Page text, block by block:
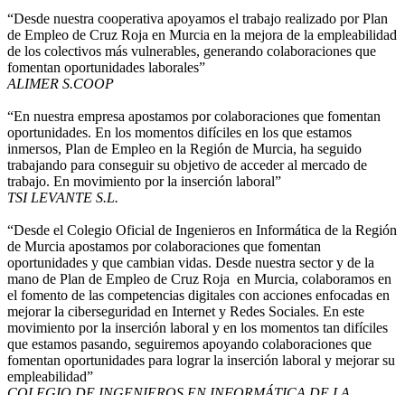
“Desde nuestra cooperativa apoyamos el trabajo realizado por Plan
de Empleo de Cruz Roja en Murcia en la mejora de la empleabilidad
de los colectivos más vulnerables, generando colaboraciones que
fomentan oportunidades laborales”
ALIMER S.COOP
“En nuestra empresa apostamos por colaboraciones que fomentan
oportunidades. En los momentos difíciles en los que estamos
inmersos, Plan de Empleo en la Región de Murcia, ha seguido
trabajando para conseguir su objetivo de acceder al mercado de
trabajo. En movimiento por la inserción laboral”
TSI LEVANTE S.L.
“Desde el Colegio Oficial de Ingenieros en Informática de la Región
de Murcia apostamos por colaboraciones que fomentan
oportunidades y que cambian vidas. Desde nuestra sector y de la
mano de Plan de Empleo de Cruz Roja en Murcia, colaboramos en
el fomento de las competencias digitales con acciones enfocadas en
mejorar la ciberseguridad en Internet y Redes Sociales. En este
movimiento por la inserción laboral y en los momentos tan difíciles
que estamos pasando, seguiremos apoyando colaboraciones que
fomentan oportunidades para lograr la inserción laboral y mejorar su
empleabilidad”